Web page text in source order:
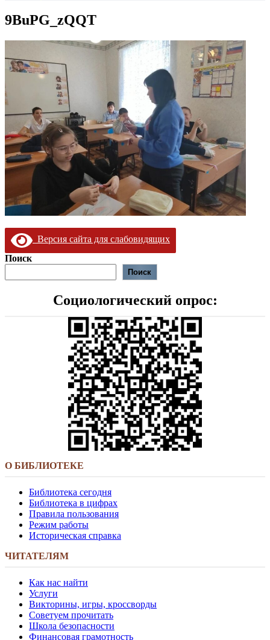
9BuPG_zQQT
Версия сайта для слабовидящих
Поиск
Поиск
Социологический опрос:
О БИБЛИОТЕКЕ
Библиотека сегодня
Библиотека в цифрах
Правила пользования
Режим работы
Историческая справка
ЧИТАТЕЛЯМ
Как нас найти
Услуги
Викторины, игры, кроссворды
Советуем прочитать
Школа безопасности
Финансовая грамотность